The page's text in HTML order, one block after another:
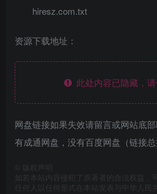
hiresz.com.txt
资源下载地址：
此处内容已隐藏，请
网盘链接如果失效请留言或网站底
有成通网盘，没有百度网盘（链接总
版权声明
如若本站内容侵犯了原著者的合法权益，
任何人以任何形式在本站发表与中华人民